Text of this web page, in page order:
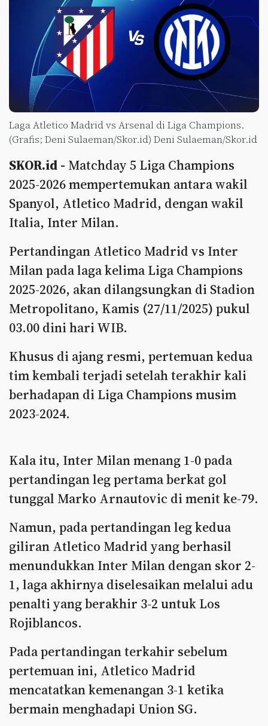
Laga Atletico Madrid vs Arsenal di Liga Champions.
(Grafis; Deni Sulaeman/Skor.id) Deni Sulaeman/Skor.id
SKOR.id - Matchday 5 Liga Champions
2025-2026 mempertemukan antara wakil
Spanyol, Atletico Madrid, dengan wakil
Italia, Inter Milan.
Pertandingan Atletico Madrid vs Inter
Milan pada laga kelima Liga Champions
2025-2026, akan dilangsungkan di Stadion
Metropolitano, Kamis (27/11/2025) pukul
03.00 dini hari WIB.
Khusus di ajang resmi, pertemuan kedua
tim kembali terjadi setelah terakhir kali
berhadapan di Liga Champions musim
2023-2024.
Kala itu, Inter Milan menang 1-0 pada
pertandingan leg pertama berkat gol
tunggal Marko Arnautovic di menit ke-79.
Namun, pada pertandingan leg kedua
giliran Atletico Madrid yang berhasil
menundukkan Inter Milan dengan skor 2-
1, laga akhirnya diselesaikan melalui adu
penalti yang berakhir 3-2 untuk Los
Rojiblancos.
Pada pertandingan terkahir sebelum
pertemuan ini, Atletico Madrid
mencatatkan kemenangan 3-1 ketika
bermain menghadapi Union SG.